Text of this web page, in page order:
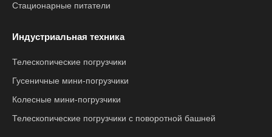
Стационарные питатели
Индустриальная техника
Телескопические погрузчики
Гусеничные мини-погрузчики
Колесные мини-погрузчики
Телескопические погрузчики с поворотной башней